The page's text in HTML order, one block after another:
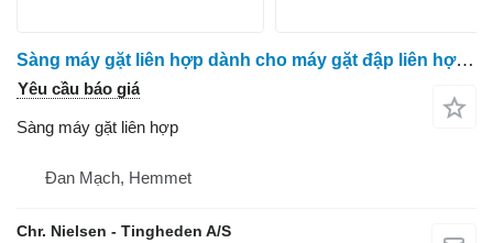
Sàng máy gặt liên hợp dành cho máy gặt đập liên hợp Massey Ferguson 7278
Yêu cầu báo giá
Sàng máy gặt liên hợp
Đan Mạch, Hemmet
Chr. Nielsen - Tingheden A/S